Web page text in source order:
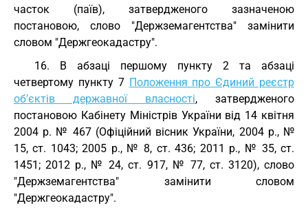
часток (паїв), затвердженого зазначеною
постановою, слово "Держземагентства" замінити
словом "Держгеокадастру".
16. В абзаці першому пункту 2 та абзаці
четвертому пункту 7 Положення про Єдиний реєстр
об’єктів державної власності, затвердженого
постановою Кабінету Міністрів України від 14 квітня
2004 р. № 467 (Офіційний вісник України, 2004 р., №
15, ст. 1043; 2005 р., № 8, ст. 436; 2011 р., № 35, ст.
1451; 2012 р., № 24, ст. 917, № 77, ст. 3120), слово
"Держземагентства" замінити словом
"Держгеокадастру".